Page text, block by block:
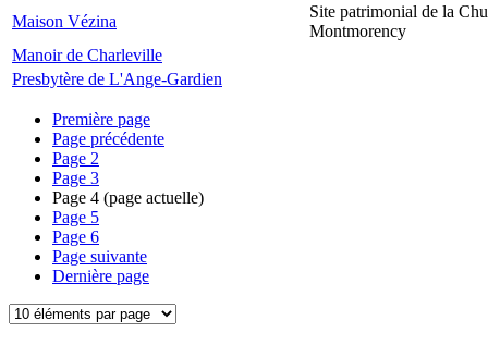
Maison Vézina
Site patrimonial de la
Montmorency
Manoir de Charleville
Presbytère de L'Ange-Gardien
Première page
Page précédente
Page 2
Page 3
Page 4 (page actuelle)
Page 5
Page 6
Page suivante
Dernière page